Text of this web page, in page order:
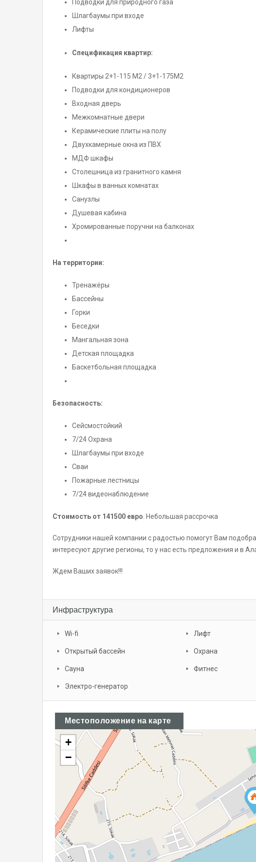
Подводки для природного газа
Шлагбаумы при входе
Лифты
Спецификация квартир:
Квартиры 2+1-115 M2 / 3+1-175M2
Подводки для кондиционеров
Входная дверь
Межкомнатные двери
Керамические плиты на полу
Двухкамерные окна из ПВХ
МДФ шкафы
Столешница из гранитного камня
Шкафы в ванных комнатах
Санузлы
Душевая кабина
Хромированные поручни на балконах
На территории:
Тренажёры
Бассейны
Горки
Беседки
Мангальная зона
Детская площадка
Баскетбольная площадка
Безопасность:
Сейсмостойкий
7/24 Охрана
Шлагбаумы при входе
Сваи
Пожарные лестницы
7/24 видеонаблюдение
Стоимость от 141500 евро . Небольшая рассрочка
Сотрудники нашей компании с радостью помогут Вам
интересуют другие регионы, то у нас есть предложения и в
Ждем Ваших заявок!!!
Инфраструктура
Wi-fi Лифт
Открытый бассейн Охрана
Сауна Фитнес
Электро-генератор
Местоположение на карте
+
−